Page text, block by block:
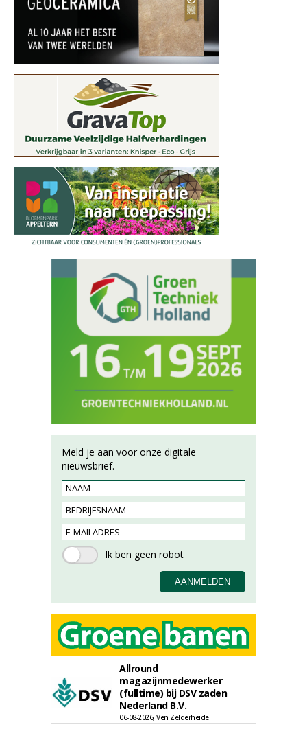
Meld je aan voor onze digitale
nieuwsbrief.
Allround
magazijnmedewerker
(fulltime) bij DSV zaden
Nederland B.V.
06-08-2026, Ven Zelderheide